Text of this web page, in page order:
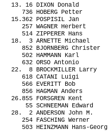
13. 16 DIXON Donald
736 HOBERG Petter
15.362 POSPISIL Jan
257 WAGNER Herbert
514 ZIPPERER Hans
18.
3 ARNETTE Michael
852 BJORNBERG Christer
502 HAMMANN Karl
632 ORSO Antonio
22.
8 BROCKMILLER Larry
618 CATANI Luigi
566 EVERITT Bob
856 HAGMAN Anders
26.855 FORSGREN Kent
55 SCHNEEMAN Edward
28.
2 ANDERSON John M.
254 FASCHING Werner
503 HEINZMANN Hans-Georg